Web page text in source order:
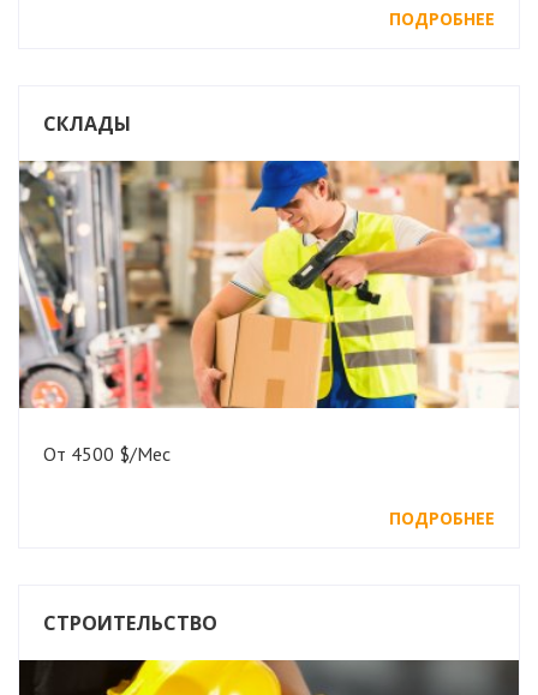
ПОДРОБНЕЕ
СКЛАДЫ
От 4500 $/Мес
ПОДРОБНЕЕ
СТРОИТЕЛЬСТВО